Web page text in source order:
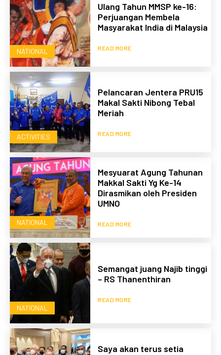
NATIONAL
Ulang Tahun MMSP ke-16:
Perjuangan Membela
Masyarakat India di Malaysia
READ MORE
ACTIVITIES
Pelancaran Jentera PRU15
Makal Sakti Nibong Tebal
Meriah
READ MORE
NATIONAL
Mesyuarat Agung Tahunan
Makkal Sakti Yg Ke-14
Dirasmikan oleh Presiden
UMNO
READ MORE
NATIONAL
Semangat juang Najib tinggi
– RS Thanenthiran
READ MORE
Saya akan terus setia